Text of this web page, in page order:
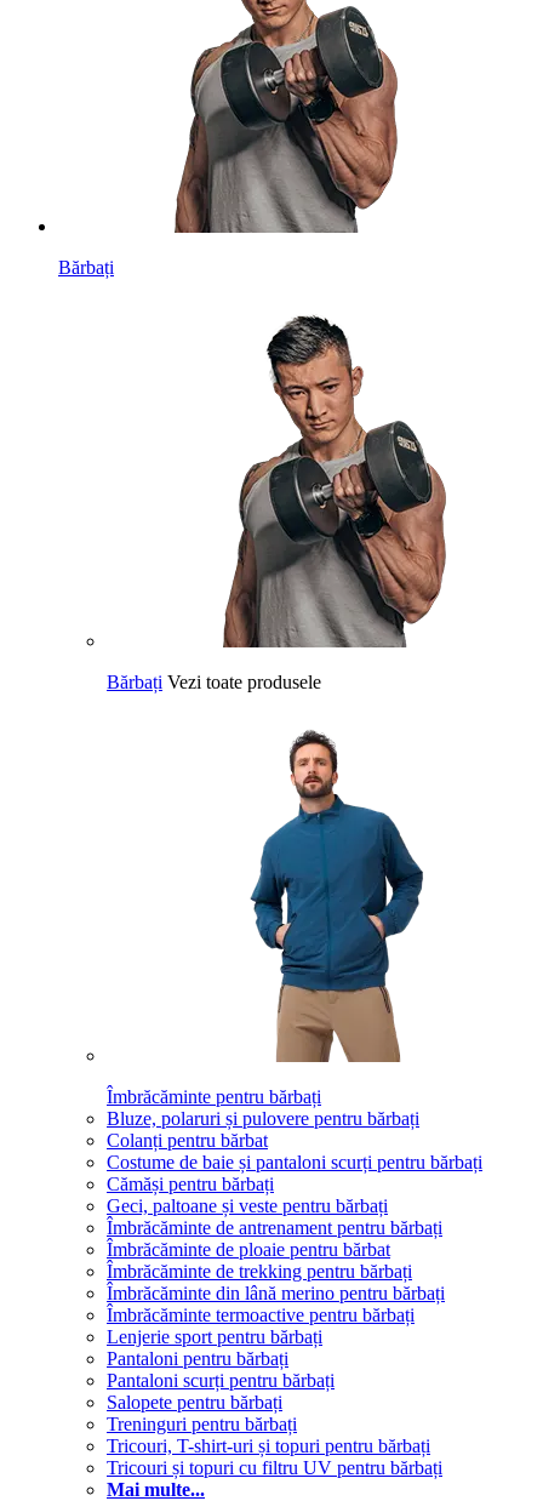
Bărbați
Bărbați Vezi toate produsele
Îmbrăcăminte pentru bărbați
Bluze, polaruri și pulovere pentru bărbați
Colanți pentru bărbat
Costume de baie și pantaloni scurți pentru bărbați
Cămăși pentru bărbați
Geci, paltoane și veste pentru bărbați
Îmbrăcăminte de antrenament pentru bărbați
Îmbrăcăminte de ploaie pentru bărbat
Îmbrăcăminte de trekking pentru bărbați
Îmbrăcăminte din lână merino pentru bărbați
Îmbrăcăminte termoactive pentru bărbați
Lenjerie sport pentru bărbați
Pantaloni pentru bărbați
Pantaloni scurți pentru bărbați
Salopete pentru bărbați
Treninguri pentru bărbați
Tricouri, T-shirt-uri și topuri pentru bărbați
Tricouri și topuri cu filtru UV pentru bărbați
Mai multe...